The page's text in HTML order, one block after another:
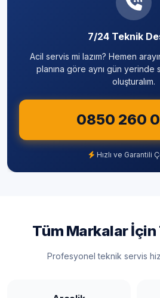
7/24 Teknik
Acil servis mi lazım? Hemen
planına göre aynı gün yerinde
oluşturalım.
0850 260
Hızlı ve Garantili
Tüm Markalar İçin
Profesyonel teknik servis